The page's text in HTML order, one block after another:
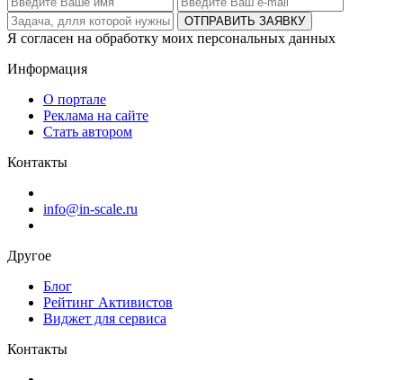
ОТПРАВИТЬ ЗАЯВКУ
Я согласен на обработку моих персональных данных
Информация
О портале
Реклама на сайте
Стать автором
Контакты
info@in-scale.ru
Другое
Блог
Рейтинг Активистов
Виджет для сервиса
Контакты